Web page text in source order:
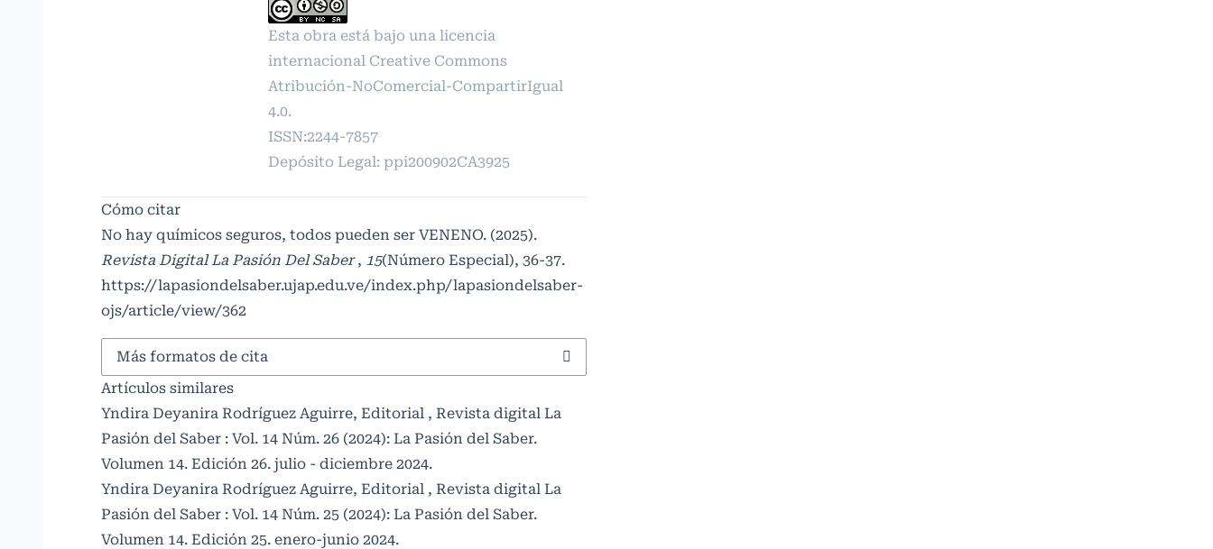
Esta obra está bajo una licencia
internacional Creative Commons
Atribución-NoComercial-CompartirIgual
4.0.
ISSN:2244-7857
Depósito Legal: ppi200902CA3925
Cómo citar
No hay químicos seguros, todos pueden ser VENENO. (2025).
Revista Digital La Pasión Del Saber, 15(Número Especial), 36-37.
https://lapasiondelsaber.ujap.edu.ve/index.php/lapasiondelsaber-
ojs/article/view/362
Más formatos de cita
Artículos similares
Yndira Deyanira Rodríguez Aguirre, Editorial , Revista digital La
Pasión del Saber : Vol. 14 Núm. 26 (2024): La Pasión del Saber.
Volumen 14. Edición 26. julio - diciembre 2024.
Yndira Deyanira Rodríguez Aguirre, Editorial , Revista digital La
Pasión del Saber : Vol. 14 Núm. 25 (2024): La Pasión del Saber.
Volumen 14. Edición 25. enero-junio 2024.